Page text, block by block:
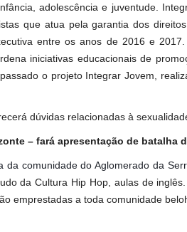
adolescência e juventude.
que atua pela garantia dos
entre os anos de 2016 e
iniciativas educacionais de
o projeto Integrar Jovem,
dúvidas relacionadas à
– fará apresentação de batalha
comunidade do Aglomerado da
da Cultura Hip Hop, aulas de
emprestadas a toda comunidade